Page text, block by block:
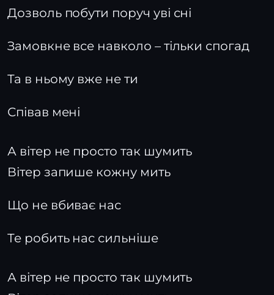
Дозволь побути поруч уві сні
Замовкне все навколо – тільки спогад
Та в ньому вже не ти
Співав мені
А вітер не просто так шумить
Вітер запише кожну мить
Що не вбиває нас
Те робить нас сильніше
А вітер не просто так шумить